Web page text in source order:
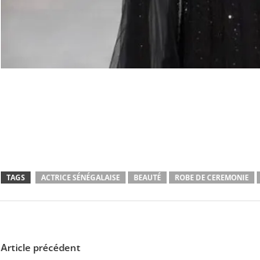
TAGS ACTRICE SÉNÉGALAISE BEAUTÉ ROBE DE CEREMONIE
Article précédent